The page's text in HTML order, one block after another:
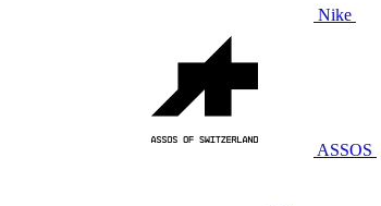
Nike
ASSOS